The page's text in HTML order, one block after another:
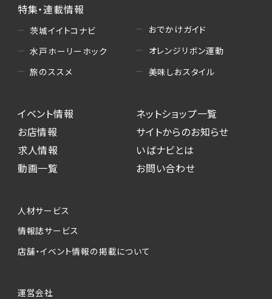
特集・連載情報
茨城イイトコナビ
水戸ホーリーホック
旅のススメ
おでかけガイド
オレンジリボン運動
美味しおスタイル
イベント情報
お店情報
求人情報
動画一覧
ネットショップ一覧
サイトからのお知らせ
いばナビとは
お問い合わせ
人材サービス
情報誌サービス
店舗・イベント情報の掲載について
運営会社